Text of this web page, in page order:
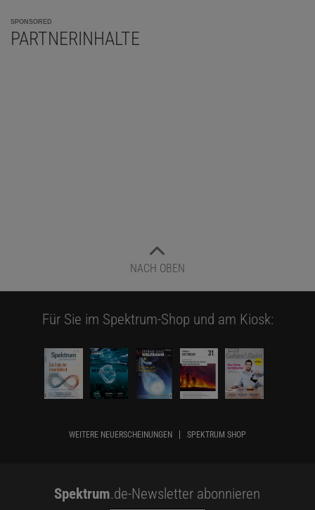
SPONSORED
PARTNERINHALTE
NACH OBEN
Für Sie im Spektrum-Shop und am Kiosk:
WEITERE NEUERSCHEINUNGEN SPEKTRUM SHOP
Spektrum.de-Newsletter abonnieren